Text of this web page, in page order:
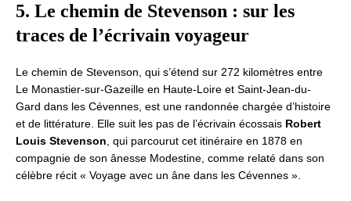
5. Le chemin de Stevenson : sur les
traces de l’écrivain voyageur
Le chemin de Stevenson, qui s’étend sur 272 kilomètres entre
Le Monastier-sur-Gazeille en Haute-Loire et Saint-Jean-du-
Gard dans les Cévennes, est une randonnée chargée d’histoire
et de littérature. Elle suit les pas de l’écrivain écossais Robert
Louis Stevenson , qui parcourut cet itinéraire en 1878 en
compagnie de son ânesse Modestine, comme relaté dans son
célèbre récit « Voyage avec un âne dans les Cévennes ».